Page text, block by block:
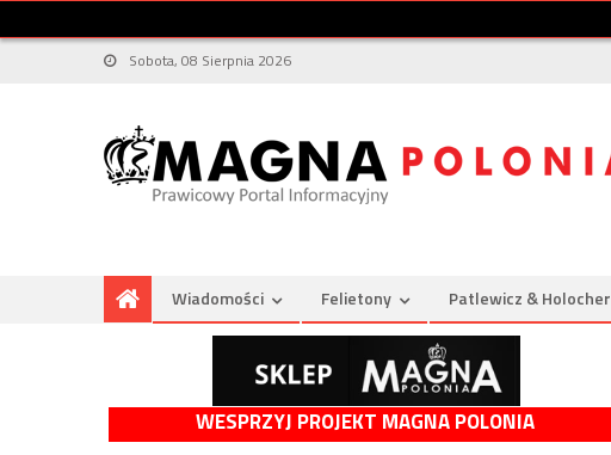
Sobota, 08 Sierpnia 2026
Wiadomości Felietony Patlewicz & Holocher
WESPRZYJ PROJEKT MAGNA POLONIA